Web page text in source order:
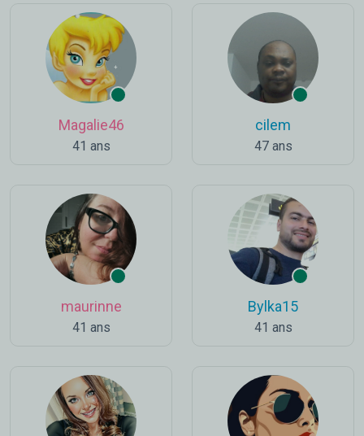
Magalie46
41 ans
cilem
47 ans
maurinne
41 ans
Bylka15
41 ans